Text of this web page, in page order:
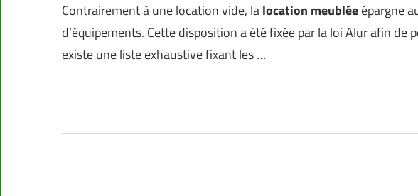
Contrairement à une location vide, lalocation meubléeépargne
d’équipements. Cette disposition a été fixée par la loi Alur afin de
existe une liste exhaustive fixant les …